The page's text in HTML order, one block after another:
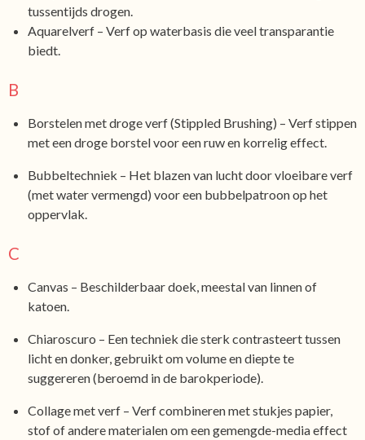
tussentijds drogen.
Aquarelverf – Verf op waterbasis die veel transparantie
biedt.
B
Borstelen met droge verf (Stippled Brushing) – Verf stippen
met een droge borstel voor een ruw en korrelig effect.
Bubbeltechniek – Het blazen van lucht door vloeibare verf
(met water vermengd) voor een bubbelpatroon op het
oppervlak.
C
Canvas – Beschilderbaar doek, meestal van linnen of
katoen.
Chiaroscuro – Een techniek die sterk contrasteert tussen
licht en donker, gebruikt om volume en diepte te
suggereren (beroemd in de barokperiode).
Collage met verf – Verf combineren met stukjes papier,
stof of andere materialen om een gemengde-media effect